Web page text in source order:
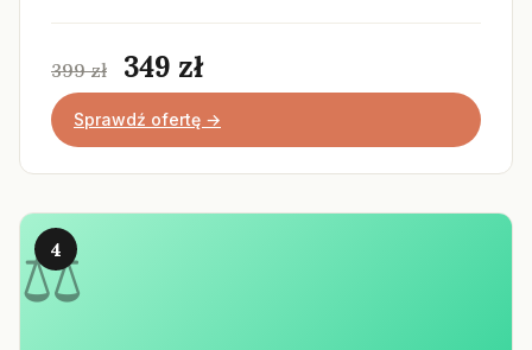
399 zł 349 zł
Sprawdź ofertę →
4